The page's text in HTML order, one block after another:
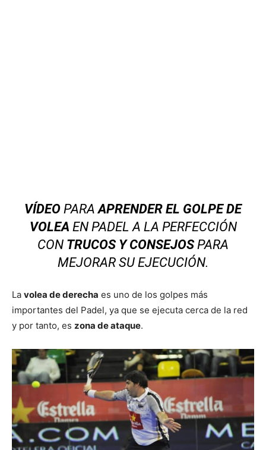
VÍDEO PARAAPRENDER EL GOLPE DE
VOLEA EN PADEL A LA PERFECCIÓN
CON TRUCOS Y CONSEJOSPARA
MEJORAR SU EJECUCIÓN.
La volea de derecha es uno de los golpes más
importantes del Padel, ya que se ejecuta cerca de la red
y por tanto, es zona de ataque.